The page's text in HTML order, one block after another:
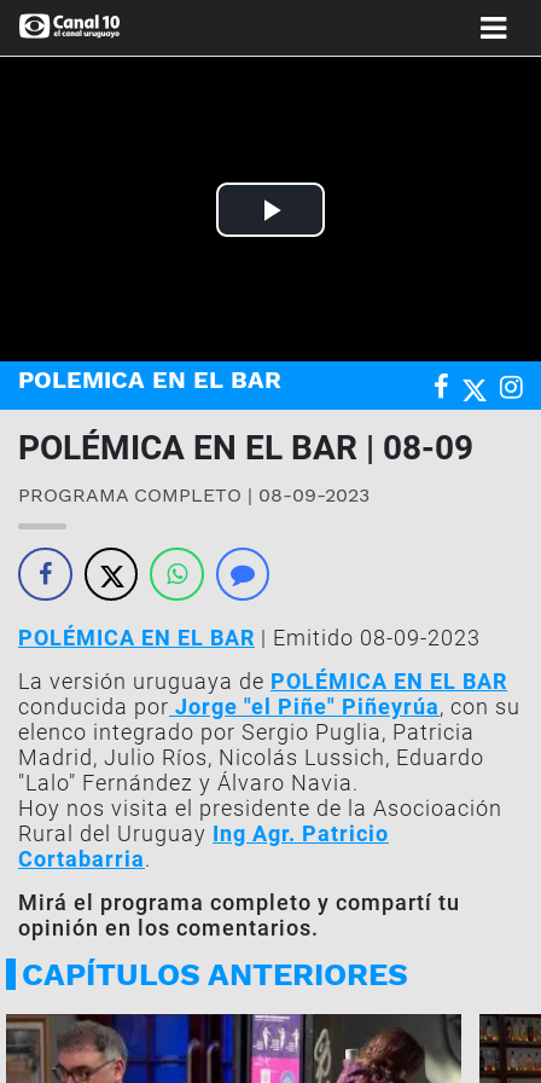
Play
POLEMICA EN EL BAR
POLÉMICA EN EL BAR | 08-09
PROGRAMA COMPLETO | 08-09-2023
POLÉMICA EN EL BAR | Emitido 08-09-2023
La versión uruguaya de POLÉMICA EN EL BAR
conducida por Jorge "el Piñe" Piñeyrúa, con su
elenco integrado por Sergio Puglia, Patricia
Madrid, Julio Ríos, Nicolás Lussich, Eduardo
"Lalo" Fernández y Álvaro Navia.
Hoy nos visita el presidente de la Asocioación
Rural del Uruguay Ing Agr. Patricio
Cortabarria.
Mirá el programa completo y compartí tu
opinión en los comentarios.
CAPÍTULOS ANTERIORES